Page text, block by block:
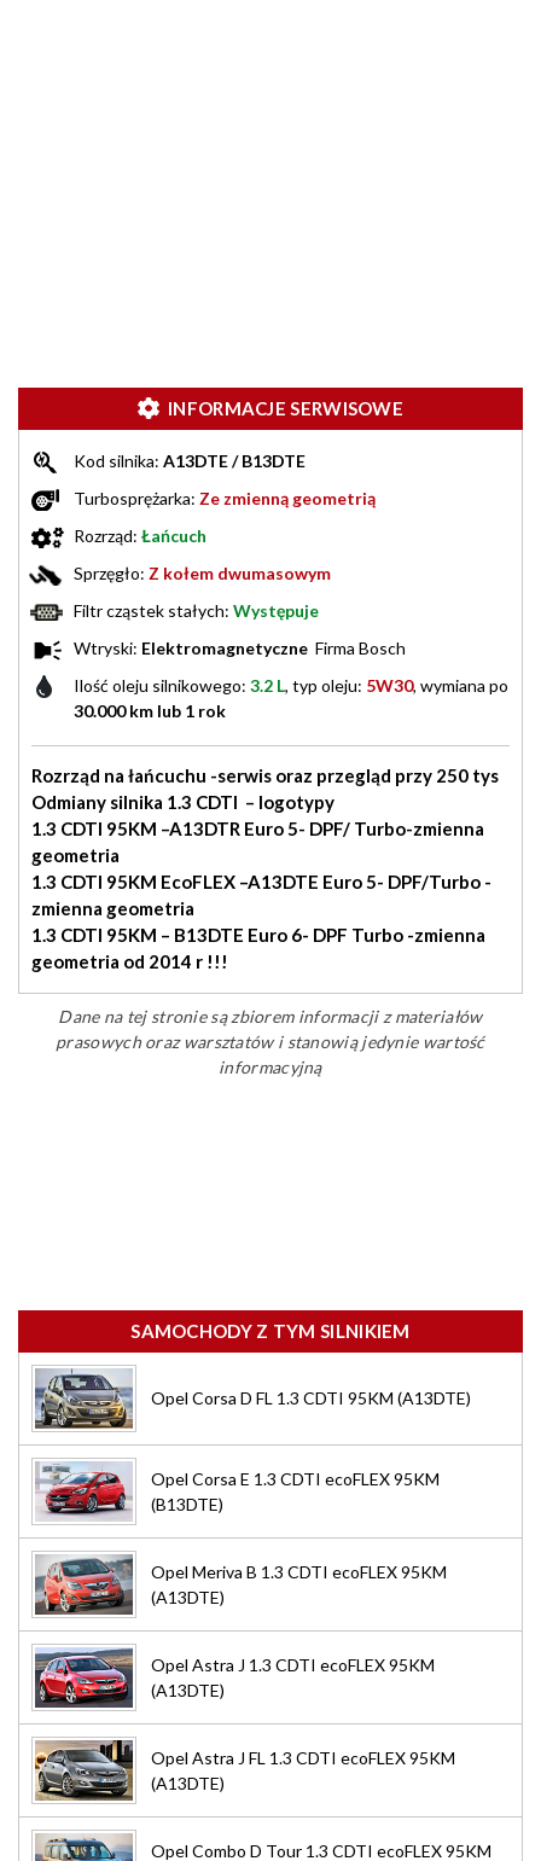
INFORMACJE SERWISOWE
Kod silnika: A13DTE / B13DTE
Turbosprężarka: Ze zmienną geometrią
Rozrząd: Łańcuch
Sprzęgło: Z kołem dwumasowym
Filtr cząstek stałych: Występuje
Wtryski: Elektromagnetyczne Firma Bosch
Ilość oleju silnikowego: 3.2 L, typ oleju: 5W30, wymiana po
30.000 km lub 1 rok
Rozrząd na łańcuchu -serwis oraz przegląd przy 250 tys
Odmiany silnika 1.3 CDTI – logotypy
1.3 CDTI 95KM –A13DTR Euro 5- DPF/ Turbo-zmienna
geometria
1.3 CDTI 95KM EcoFLEX –A13DTE Euro 5- DPF/Turbo -
zmienna geometria
1.3 CDTI 95KM – B13DTE Euro 6- DPF Turbo -zmienna
geometria od 2014 r !!!
Dane na tej stronie są zbiorem informacji z materiałów
prasowych oraz warsztatów i stanowią jedynie wartość
informacyjną
SAMOCHODY Z TYM SILNIKIEM
Opel Corsa D FL 1.3 CDTI 95KM (A13DTE)
Opel Corsa E 1.3 CDTI ecoFLEX 95KM
(B13DTE)
Opel Meriva B 1.3 CDTI ecoFLEX 95KM
(A13DTE)
Opel Astra J 1.3 CDTI ecoFLEX 95KM
(A13DTE)
Opel Astra J FL 1.3 CDTI ecoFLEX 95KM
(A13DTE)
Opel Combo D Tour 1.3 CDTI ecoFLEX 95KM